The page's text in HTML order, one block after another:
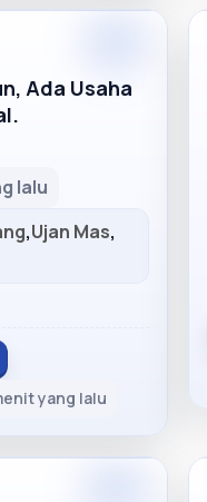
Ada Usaha
lalu
,Ujan Mas,
yang lalu